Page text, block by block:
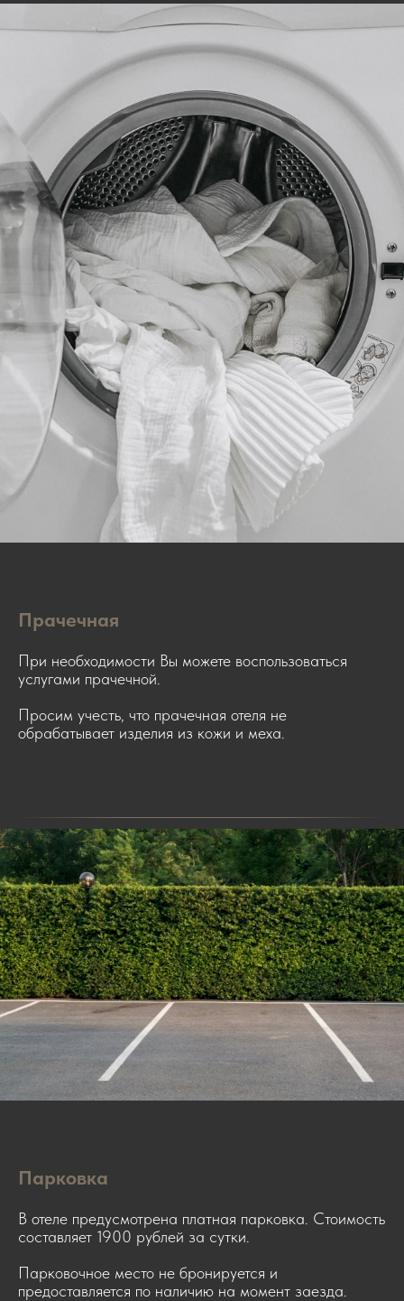
Прачечная
При необходимости Вы можете воспользоваться
услугами прачечной.
Просим учесть, что прачечная отеля не
обрабатывает изделия из кожи и меха.
Парковка
В отеле предусмотрена платная парковка. Стоимость
составляет 1900 рублей за сутки.
Парковочное место не бронируется и
предоставляется по наличию на момент заезда.